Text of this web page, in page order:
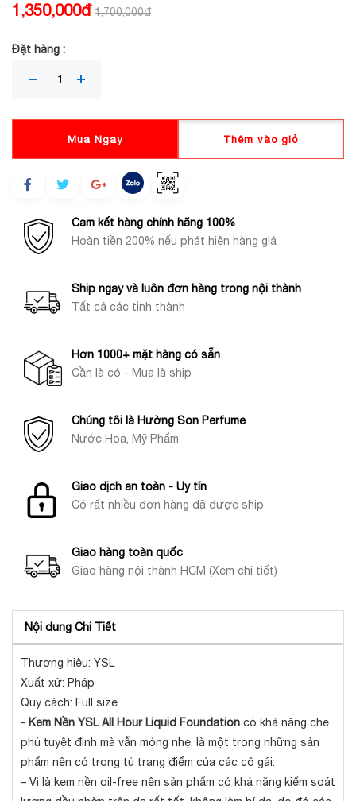
1,350,000đ 1,700,000đ
Đặt hàng :
Mua Ngay Thêm vào giỏ
Cam kết hàng chính hãng 100%
Hoàn tiền 200% nếu phát hiện hàng giả
Ship ngay và luôn đơn hàng trong nội thành
Tất cả các tỉnh thành
Hơn 1000+ mặt hàng có sẵn
Cần là có - Mua là ship
Chúng tôi là Hường Son Perfume
Nước Hoa, Mỹ Phẩm
Giao dịch an toàn - Uy tín
Có rất nhiều đơn hàng đã được ship
Giao hàng toàn quốc
Giao hàng nội thành HCM (Xem chi tiết)
Nội dung Chi Tiết
Thương hiệu: YSL
Xuất xứ: Pháp
Quy cách: Full size
- Kem Nền YSL All Hour Liquid Foundation có khả năng che
phủ tuyệt đỉnh mà vẫn mỏng nhẹ, là một trong những sản
phẩm nên có trong tủ trang điểm của các cô gái.
– Vì là kem nền oil-free nên sản phẩm có khả năng kiểm soát